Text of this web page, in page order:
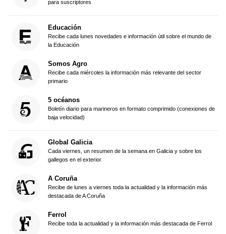
para suscriptores
Educación
Recibe cada lunes novedades e información útil sobre el mundo de
la Educación
Somos Agro
Recibe cada miércoles la información más relevante del sector
primario
5 océanos
Boletín diario para marineros en formato comprimido (conexiones de
baja velocidad)
Global Galicia
Cada viernes, un resumen de la semana en Galicia y sobre los
gallegos en el exterior
A Coruña
Recibe de lunes a viernes toda la actualidad y la información más
destacada de A Coruña
Ferrol
Recibe toda la actualidad y la información más destacada de Ferrol